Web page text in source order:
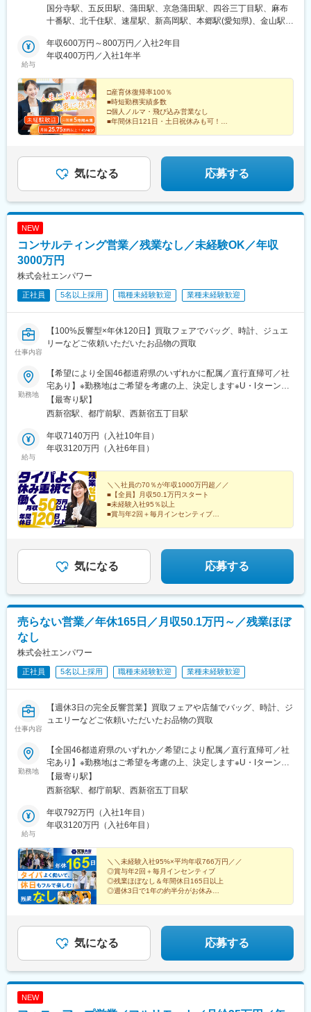
（希望を考慮）◎転居を伴う転勤なし（居住地が変わる場合は相
談可）【関東エリア】★積極募集中◆東京：北千住店、麻布十番
駅前店【北陸エリア】★積極募集中◆富山：富山婦中店、イオン
モール高岡店【中部エリア】★積極募集中◆愛知：名古屋名東
都伏見桃山店、京都河原町駅前店、洛北阪急スクエア店◆大阪：
豊中店、大阪阿倍野センタービル店◆兵庫：芦屋ラポルテ店、神
戸三ノ宮店、イオンタウン東加古川店、姫路市川橋通り店 【中四
国エリア】◆岡山：岡山東川原店、倉敷店、アリオ倉敷店◆広
島：広島店、広島観音店◆愛媛：今治店、松山余戸店、松山店 ※
国分寺駅、五反田駅、蒲田駅、京急蒲田駅、四谷三丁目駅、麻布
十番駅、北千住駅、速星駅、新高岡駅、本郷駅(愛知県)、金山駅
中駅、天王寺駅前駅、東姫路駅、土山駅、三宮・花時計前駅、芦
屋駅(東海道本線)、西川原駅、倉敷駅、舟入川口町駅、紙屋町東
梅屋敷駅(東京都)、曙橋駅、上社駅、東別院駅、桃山御陵前駅、祇
園四条駅、元田中駅、岡町駅、大阪阿部野橋駅、神戸三宮駅(阪
急・神戸高速)、芦屋川駅、倉敷市駅、紙屋町西駅、鎌田駅、四ツ
谷駅、中書島駅、三条駅(京都府)、天王寺駅、神戸三宮駅(阪神)、
本通駅
給与
年収600万円～800万円／入社2年目
年収400万円／入社1年半
□産育休復帰率100％
■時短勤務実績多数
□個人ノルマ・飛び込み営業なし
■年間休日121日・土日祝休みも可！
「人と接することが好き」という思いを活かして活躍し
ませんか？
気になる 応募する
NEW
コンサルティング営業／残業なし／未経験OK／年収
3000万円
株式会社エンパワー
正社員 5名以上採用 職種未経験歓迎 業種未経験歓迎
仕事内容
【100%反響型×年休120日】買取フェアでバッグ、時計、ジュエ
リーなどご依頼いただいたお品物の買取
勤務地
【希望により全国46都道府県のいずれかに配属／直行直帰可／社
宅あり】※勤務地はご希望を考慮の上、決定します※U・Iターン歓
迎（社宅あり） ※マイカー通勤OK（地域により規定あり。詳細
はお問合せください）◆北海道・東北北海道・青森・岩手・秋
栃木・群馬◆中部山梨・新潟・富山・石川・福井・長野・岐阜・
静岡・愛知・三重◆近畿滋賀・京都・大阪・兵庫・和歌山・奈良
知・徳島◆九州福岡・佐賀・長崎・熊本・大分・宮崎・鹿児島※適
性に応じて直営店舗で経験を積んでいただく場合もあり《出張も
旅行気分で♪》出張先では、チームで現地のグルメを味わったり、
観光地を巡ったり。旅気分でリフレッシュしながら働いていま
す！
【最寄り駅】
西新宿駅、都庁前駅、西新宿五丁目駅
給与
年収7140万円（入社10年目）
年収3120万円（入社6年目）
＼＼社員の70％が年収1000万円超／／
■【全員】月収50.1万円スタート
■未経験入社95％以上
■賞与年2回＋毎月インセンティブ
気になる 応募する
売らない営業／年休165日／月収50.1万円～／残業ほぼ
なし
株式会社エンパワー
正社員 5名以上採用 職種未経験歓迎 業種未経験歓迎
仕事内容
【週休3日の完全反響営業】買取フェアや店舗でバッグ、時計、ジ
ュエリーなどご依頼いただいたお品物の買取
勤務地
【全国46都道府県のいずれか／希望により配属／直行直帰可／社
宅あり】※勤務地はご希望を考慮の上、決定します※U・Iターン歓
迎（社宅あり） ※マイカー通勤OK（地域により規定あり。詳細
はお問合せください）◆北海道・東北北海道・青森・岩手・秋
栃木・群馬◆中部山梨・新潟・富山・石川・福井・長野・岐阜・
静岡・愛知・三重◆近畿滋賀・京都・大阪・兵庫・和歌山・奈良
知・徳島◆九州福岡・佐賀・長崎・熊本・大分・宮崎・鹿児島※適
性に応じて直営店舗で経験を積んでいただく場合もあり《出張も
旅行気分で♪》出張先では、チームで現地のグルメを味わったり、
観光地を巡ったり。旅気分でリフレッシュしながら働いていま
す！
【最寄り駅】
西新宿駅、都庁前駅、西新宿五丁目駅
給与
年収792万円（入社1年目）
年収3120万円（入社6年目）
＼＼未経験入社95%×平均年収766万円／／
◎賞与年2回＋毎月インセンティブ
◎残業ほぼなし＆年間休日165日以上
◎週休3日で1年の約半分がお休み
気になる 応募する
NEW